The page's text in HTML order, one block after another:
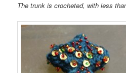
The trunk is crocheted, with less